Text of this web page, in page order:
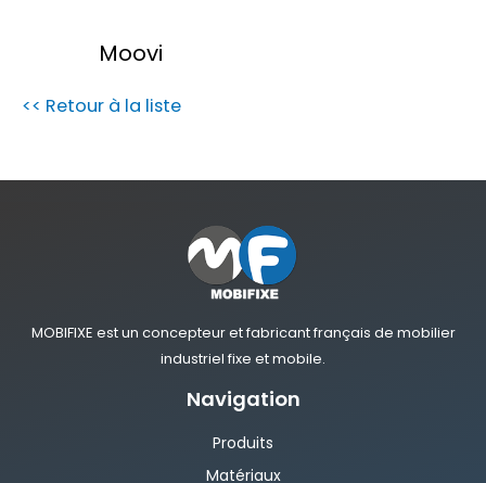
Moovi
<< Retour à la liste
MOBIFIXE est un concepteur et fabricant français de mobilier
industriel fixe et mobile.
Navigation
Produits
Matériaux